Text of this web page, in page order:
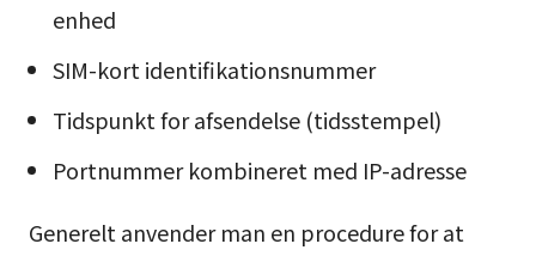
enhed
SIM-kort identifikationsnummer
Tidspunkt for afsendelse (tidsstempel)
Portnummer kombineret med IP-adresse
Generelt anvender man en procedure for at